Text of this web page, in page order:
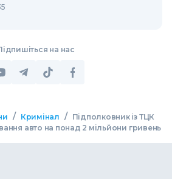
на нас
/ Кримінал /
Підполковник із ТЦК
авто на понад 2 мільйони гривень